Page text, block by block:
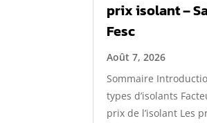
prix isolant –
Fesc
Août 7, 2026
Sommaire
types d’isolants
prix de l’isolant Les